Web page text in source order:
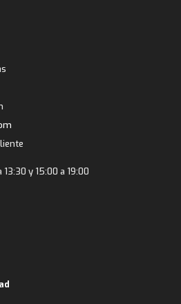
y 15:00 a 19:00